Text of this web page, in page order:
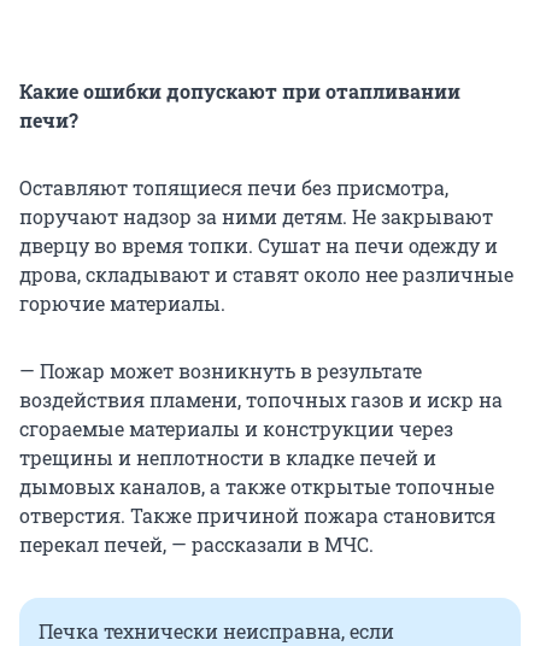
Какие ошибки допускают при отапливании
печи?
Оставляют топящиеся печи без присмотра,
поручают надзор за ними детям. Не закрывают
дверцу во время топки. Сушат на печи одежду и
дрова, складывают и ставят около нее различные
горючие материалы.
— Пожар может возникнуть в результате
воздействия пламени, топочных газов и искр на
сгораемые материалы и конструкции через
трещины и неплотности в кладке печей и
дымовых каналов, а также открытые топочные
отверстия. Также причиной пожара становится
перекал печей, — рассказали в МЧС.
Печка технически неисправна, если